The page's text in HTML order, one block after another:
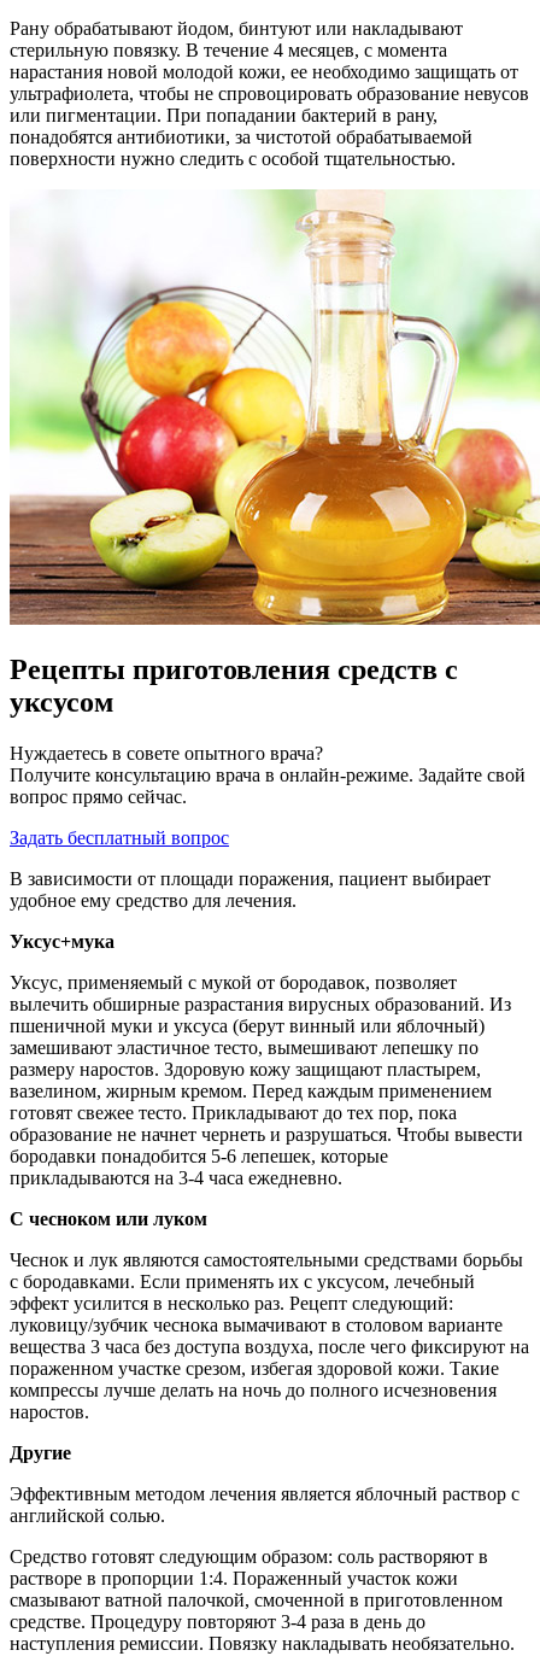
Рану обрабатывают йодом, бинтуют или накладывают
стерильную повязку. В течение 4 месяцев, с момента
нарастания новой молодой кожи, ее необходимо защищать от
ультрафиолета, чтобы не спровоцировать образование невусов
или пигментации. При попадании бактерий в рану,
понадобятся антибиотики, за чистотой обрабатываемой
поверхности нужно следить с особой тщательностью.
Рецепты приготовления средств с
уксусом
Нуждаетесь в совете опытного врача?
Получите консультацию врача в онлайн-режиме. Задайте свой
вопрос прямо сейчас.
Задать бесплатный вопрос
В зависимости от площади поражения, пациент выбирает
удобное ему средство для лечения.
Уксус+мука
Уксус, применяемый с мукой от бородавок, позволяет
вылечить обширные разрастания вирусных образований. Из
пшеничной муки и уксуса (берут винный или яблочный)
замешивают эластичное тесто, вымешивают лепешку по
размеру наростов. Здоровую кожу защищают пластырем,
вазелином, жирным кремом. Перед каждым применением
готовят свежее тесто. Прикладывают до тех пор, пока
образование не начнет чернеть и разрушаться. Чтобы вывести
бородавки понадобится 5-6 лепешек, которые
прикладываются на 3-4 часа ежедневно.
С чесноком или луком
Чеснок и лук являются самостоятельными средствами борьбы
с бородавками. Если применять их с уксусом, лечебный
эффект усилится в несколько раз. Рецепт следующий:
луковицу/зубчик чеснока вымачивают в столовом варианте
вещества 3 часа без доступа воздуха, после чего фиксируют на
пораженном участке срезом, избегая здоровой кожи. Такие
компрессы лучше делать на ночь до полного исчезновения
наростов.
Другие
Эффективным методом лечения является яблочный раствор с
английской солью.
Средство готовят следующим образом: соль растворяют в
растворе в пропорции 1:4. Пораженный участок кожи
смазывают ватной палочкой, смоченной в приготовленном
средстве. Процедуру повторяют 3-4 раза в день до
наступления ремиссии. Повязку накладывать необязательно.